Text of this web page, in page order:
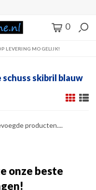
0
LEVERING MOGELIJK!
skibril blauw
producten....
onze beste